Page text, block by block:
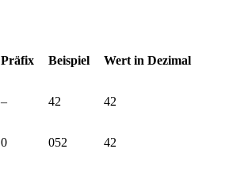
Präfix Beispiel Wert in Dezimal
– 42 42
0 052 42